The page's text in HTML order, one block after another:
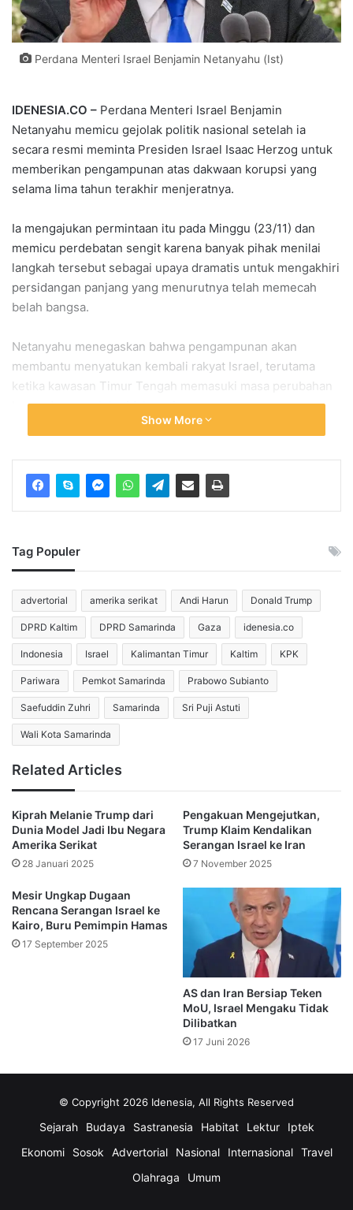
Perdana Menteri Israel Benjamin Netanyahu (Ist)
IDENESIA.CO – Perdana Menteri Israel Benjamin
Netanyahu memicu gejolak politik nasional setelah ia
secara resmi meminta Presiden Israel Isaac Herzog untuk
memberikan pengampunan atas dakwaan korupsi yang
selama lima tahun terakhir menjeratnya.
Ia mengajukan permintaan itu pada Minggu (23/11) dan
memicu perdebatan sengit karena banyak pihak menilai
langkah tersebut sebagai upaya dramatis untuk mengakhiri
persidangan panjang yang menurutnya telah memecah
belah bangsa.
Netanyahu menegaskan bahwa pengampunan akan
membantu menyatukan kembali rakyat Israel, terutama
ketika kawasan Timur Tengah memasuki masa perubahan
besar dan penuh ketidakpastian.
untuk meredakan ketegangan sosial dan politik yang terus
meningkat.
rival politik Netanyahu mengecam permohonannya dan
mengklaim langkah tersebut akan merusak institusi
Mereka menilai permintaan pengampunan justru
mengirimkan pesan bahwa seorang perdana menteri dapat
menghindari proses hukum ketika kekuasaan berada di
pihaknya.
Dalam pernyataan terpisah pada Minggu (30/11), Kantor
Perdana Menteri Israel mengonfirmasi bahwa Netanyahu
telah mengirim permintaan pengampunan secara resmi ke
departemen hukum Kantor Kepresidenan.
Sementara itu, pihak kepresidenan menyebut permintaan
tersebut sebagai “langkah luar biasa” yang memiliki
“implikasi signifikan” terhadap sistem hukum negara.
Kantor Presiden Israel, Isaac Herzog, menyampaikan
bahwa pihaknya akan meninjau permintaan tersebut secara
bertanggung jawab.
Presiden akan menilai permintaan tersebut dengan penuh
tanggung jawab dan ketulusan setelah ia menerima
seluruh pendapat yang relevan, menurut pernyataan resmi
kepresidenan yang dikutip dari CBS News.
Netanyahu Menjadi Perdana Menteri
Pertama dalam Sejarah Israel yang
Disidang
Netanyahu hingga kini memegang status sebagai satu-
satunya perdana menteri Israel yang masih menjabat
Show More
Tag Populer
advertorial amerika serikat Andi Harun Donald Trump
DPRD Kaltim DPRD Samarinda Gaza idenesia.co
Indonesia Israel Kalimantan Timur Kaltim KPK
Pariwara Pemkot Samarinda Prabowo Subianto
Saefuddin Zuhri Samarinda Sri Puji Astuti
Wali Kota Samarinda
Related Articles
Kiprah Melanie Trump dari
Dunia Model Jadi Ibu Negara
Amerika Serikat
28 Januari 2025
Pengakuan Mengejutkan,
Trump Klaim Kendalikan
Serangan Israel ke Iran
7 November 2025
Mesir Ungkap Dugaan
Rencana Serangan Israel ke
Kairo, Buru Pemimpin Hamas
17 September 2025
AS dan Iran Bersiap Teken
MoU, Israel Mengaku Tidak
Dilibatkan
17 Juni 2026
© Copyright 2026 Idenesia, All Rights Reserved
Sejarah Budaya Sastranesia Habitat Lektur
Iptek
Ekonomi
Sosok Advertorial Nasional Internasional
Travel
Olahraga
Umum